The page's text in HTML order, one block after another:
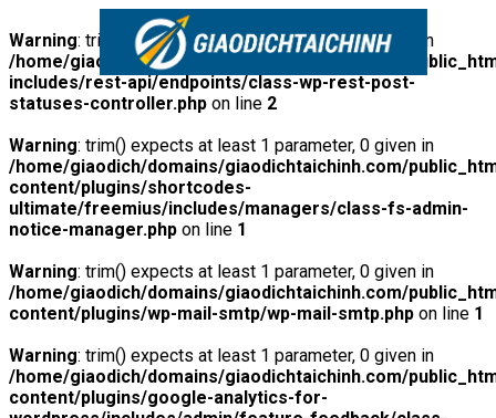
Warning: trim() expects at least 1 parameter, 0 given in
/home/giaodich/domains/giaodichtaichinh.com/
includes/rest-api/endpoints/class-wp-rest-post-
statuses-controller.php on line 2
Warning: trim() expects at least 1 parameter, 0 given in
/home/giaodich/domains/giaodichtaichinh.com/
content/plugins/shortcodes-
ultimate/freemius/includes/managers/class-fs-admin-
notice-manager.php on line 1
Warning: trim() expects at least 1 parameter, 0 given in
/home/giaodich/domains/giaodichtaichinh.com/
content/plugins/wp-mail-smtp/wp-mail-smtp.php on line 1
Warning: trim() expects at least 1 parameter, 0 given in
/home/giaodich/domains/giaodichtaichinh.com/
content/plugins/google-analytics-for-